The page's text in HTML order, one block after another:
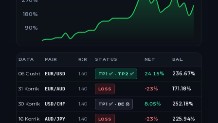
90%
180%
DATA PAIR R:R STATUS NET BAL.
06 Gusht EUR/USD 1.40 TP1 ✅ - TP2 ✅ 24.15% 236.67%
31 Korrik EUR/AUD 1.40 LOSS -23% 171.18%
30 Korrik USD/CHF 1.40 TP1 ✅ - BE ⚖️ 8.05% 252.18%
16 Korrik AUD/JPY 1.40 LOSS -23% 225.94%